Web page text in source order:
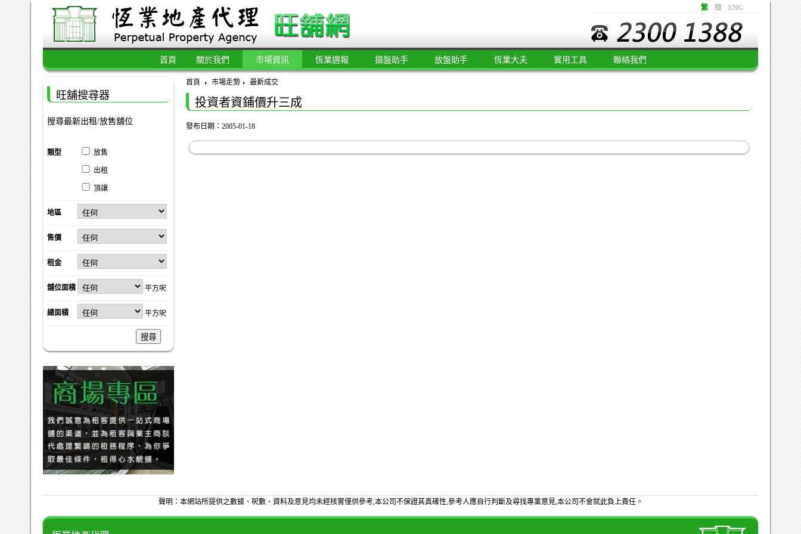
繁 簡 ENG
首頁 關於我們 市場資訊 恆業週報 搵盤助手 放盤助手 恆業大夫 實用工具 聯絡我們
首頁 市場走勢 最新成交
投資者資鋪價升三成
發布日期：2005-01-18
旺舖搜尋器
搜尋最新出租/放售舖位
類型 放售
出租
頂讓
地區
售價
租金
舖位面積 平方呎
總面積 平方呎
搜尋
聲明：本網站所提供之數據、呎數、資料及意見均未經核實僅供參考,本公司不保證其真確性,參考人應自行判斷及尋找專業意見,本公司不會就此負上責任。